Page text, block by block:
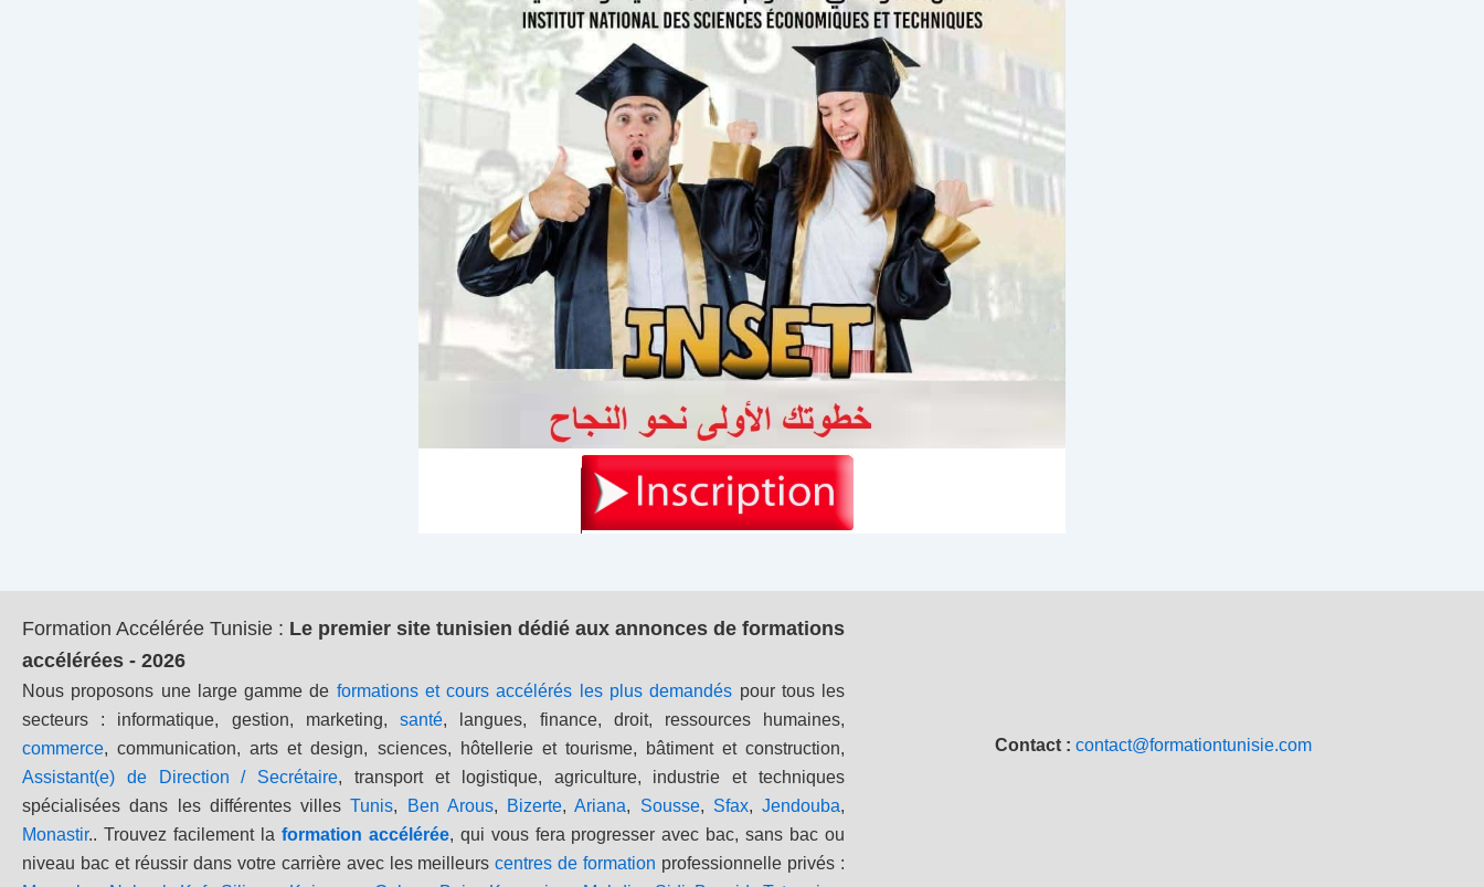
Formation Accélérée Tunisie : Le premier site tunisien dédié aux annonces de formations
accélérées - 2026
Nous proposons une large gamme de formations et cours accélérés les plus demandés pour tous les
secteurs : informatique, gestion, marketing,santé, langues, finance, droit, ressources humaines,
commerce, communication, arts et design, sciences, hôtellerie et tourisme, bâtiment et construction,
Assistant(e) de Direction / Secrétaire, transport et logistique, agriculture, industrie et techniques
spécialisées dans les différentes villesTunis, Ben Arous, Bizerte,Ariana, Sousse, Sfax,Jendouba,
Monastir.. Trouvez facilement la formation accélérée, qui vous fera progresser avec bac, sans bac ou
niveau bac et réussir dans votre carrière avec les meilleurscentres de formation professionnelle privés :
Contact : contact@formationtunisie.com